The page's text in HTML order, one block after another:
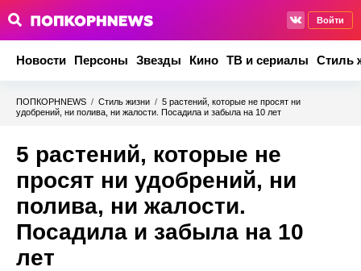
Войти
Новости Персоны Звезды Кино ТВ и сериалы Стиль
ПОПКОРНNEWS / Стиль жизни / 5 растений, которые не просят ни
удобрений, ни полива, ни жалости. Посадила и забыла на 10 лет
5 растений, которые не
просят ни удобрений, ни
полива, ни жалости.
Посадила и забыла на 10
лет